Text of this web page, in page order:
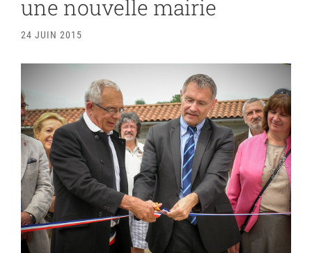
une nouvelle mairie
24 JUIN 2015